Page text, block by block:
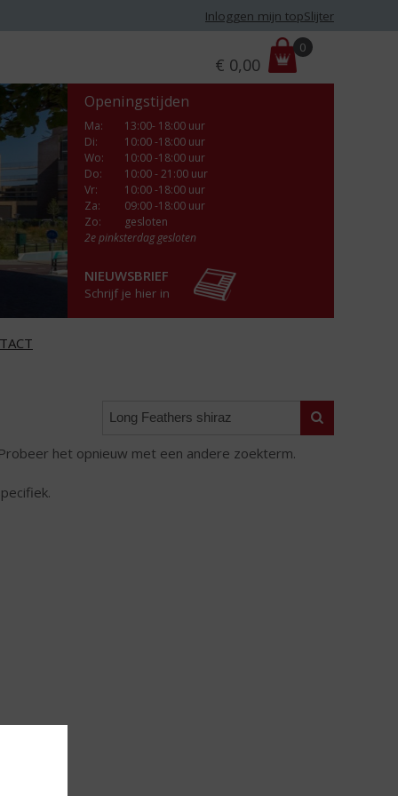
Inloggen mijn topSlijter
r
i
€ 0,00
0
Openingstijden
Ma:
13:00- 18:00 uur
Di:
10:00 -18:00 uur
Wo:
10:00 -18:00 uur
Do:
10:00 - 21:00 uur
Vr:
10:00 -18:00 uur
Za:
09:00 -18:00 uur
Zo:
gesloten
2e pinksterdag gesloten
NIEUWSBRIEF
Schrijf je hier in
Zoeken
het opnieuw met een andere zoekterm.